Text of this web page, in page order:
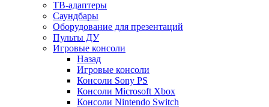
ТВ-адаптеры
Саундбары
Оборудование для презентаций
Пульты ДУ
Игровые консоли
Назад
Игровые консоли
Консоли Sony PS
Консоли Microsoft Xbox
Консоли Nintendo Switch